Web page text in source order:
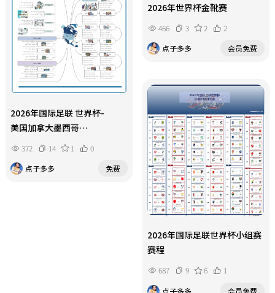
2026年世界杯金靴赛
466 3 2
2
点子多多
会员免费
2026年国际足联 世界杯-
美国加拿大墨西哥
主办城市指南
372 14 1
0
点子多多
免费
2026年国际足联世界杯小组赛
赛程
687 9 6
1
点子多多
会员免费